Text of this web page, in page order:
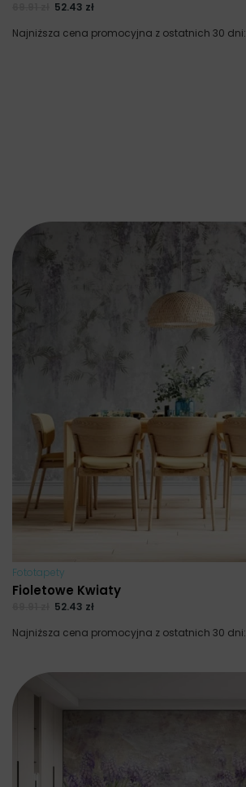
52.43 zł
Najniższa cena promocyjna z ostatnich 30 dni:
Fototapety
Fioletowe Kwiaty
52.43 zł
Najniższa cena promocyjna z ostatnich 30 dni: